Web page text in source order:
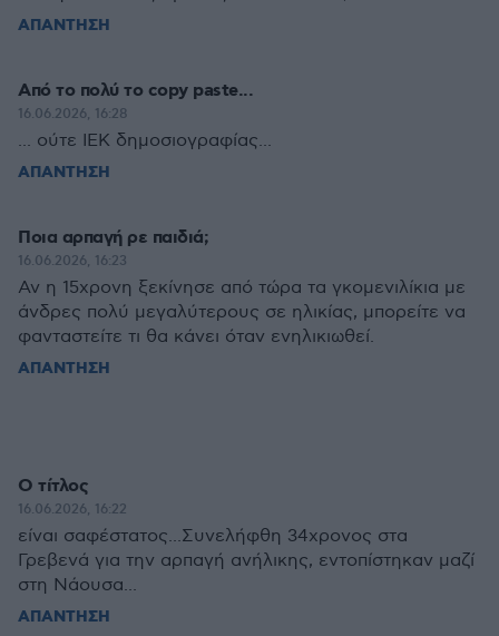
ΑΠΑΝΤΗΣΗ
Από το πολύ το copy paste...
16.06.2026, 16:28
... ούτε ΙΕΚ δημοσιογραφίας...
ΑΠΑΝΤΗΣΗ
Ποια αρπαγή ρε παιδιά;
16.06.2026, 16:23
Αν η 15χρονη ξεκίνησε από τώρα τα γκομενιλίκια με
άνδρες πολύ μεγαλύτερους σε ηλικίας, μπορείτε να
φανταστείτε τι θα κάνει όταν ενηλικιωθεί.
ΑΠΑΝΤΗΣΗ
Ο τίτλος
16.06.2026, 16:22
είναι σαφέστατος...Συνελήφθη 34χρονος στα
Γρεβενά για την αρπαγή ανήλικης, εντοπίστηκαν μαζί
στη Νάουσα...
ΑΠΑΝΤΗΣΗ